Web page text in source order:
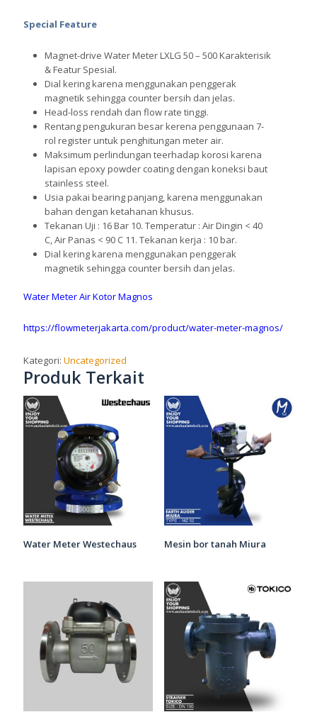
Special Feature
Magnet-drive Water Meter LXLG 50 – 500 Karakterisik
& Featur Spesial.
Dial kering karena menggunakan penggerak
magnetik sehingga counter bersih dan jelas.
Head-loss rendah dan flow rate tinggi.
Rentang pengukuran besar kerena penggunaan 7-
rol register untuk penghitungan meter air.
Maksimum perlindungan teerhadap korosi karena
lapisan epoxy powder coating dengan koneksi baut
stainless steel.
Usia pakai bearing panjang, karena menggunakan
bahan dengan ketahanan khusus.
Tekanan Uji : 16 Bar 10. Temperatur : Air Dingin < 40
C, Air Panas < 90 C 11. Tekanan kerja : 10 bar.
Dial kering karena menggunakan penggerak
magnetik sehingga counter bersih dan jelas.
Water Meter Air Kotor Magnos
https://flowmeterjakarta.com/product/water-meter-magnos/
Kategori:Uncategorized
Produk Terkait
Water Meter Westechaus Mesin bor tanah Miura